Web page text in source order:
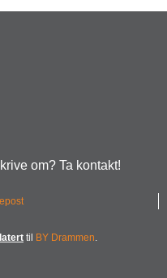
om? Ta kontakt!
epost
til BY Drammen